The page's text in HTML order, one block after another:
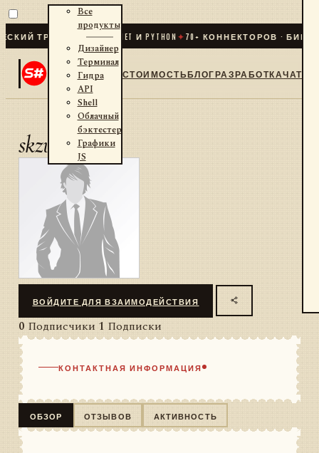
ТРЕЙДИНГ ДЛЯ .NET И PYTHON✦70+ КОННЕКТОРОВ ·
Все
продукты
Дизайнер
Терминал
Гидра
API
Shell
Облачный
бэктестер
Графики
JS
СТОИМОСТЬБЛОГРАЗРАБОТКАЧАТ
skzuev
ВОЙДИТЕ ДЛЯ ВЗАИМОДЕЙСТВИЯ
0 Подписчики 1 Подписки
КОНТАКТНАЯ ИНФОРМАЦИЯ
ОБЗОР ОТЗЫВОВ АКТИВНОСТЬ